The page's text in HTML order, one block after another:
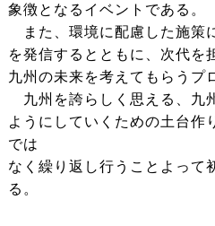
象徴となるイベントである。
また、環境に配慮した施策
を発信するとともに、次代を
九州の未来を考えてもらうプ
九州を誇らしく思える、九
ようにしていくための土台作
では
なく繰り返し行うことよって
る。